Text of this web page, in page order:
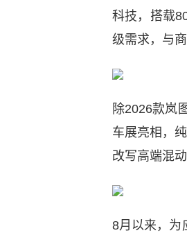
科技，搭载
级需求，与
除2026款岚
车展亮相，
改写高端混
8月以来，为